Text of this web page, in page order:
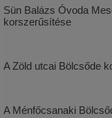
Sün Balázs Óvoda
korszerűsítése
A Zöld utcai Bölcsőde
A Ménfőcsanaki